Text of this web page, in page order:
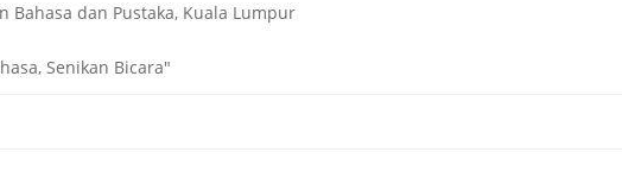
Bahasa dan Pustaka, Kuala Lumpur
Senikan Bicara"